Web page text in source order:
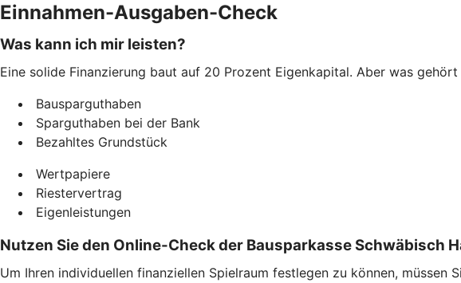
Einnahmen-Ausgaben-Check
Was kann ich mir leisten?
Eine solide Finanzierung baut auf 20 Prozent Eigenkapital. Aber was
Bausparguthaben
Sparguthaben bei der Bank
Bezahltes Grundstück
Wertpapiere
Riestervertrag
Eigenleistungen
Nutzen Sie den Online-Check der Bausparkasse Schwäbisch
Um Ihren individuellen finanziellen Spielraum festlegen zu können, müssen